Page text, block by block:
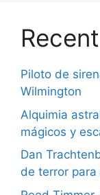
Piloto de
Wilmington
Alquimia
mágicos y
Dan
de terror